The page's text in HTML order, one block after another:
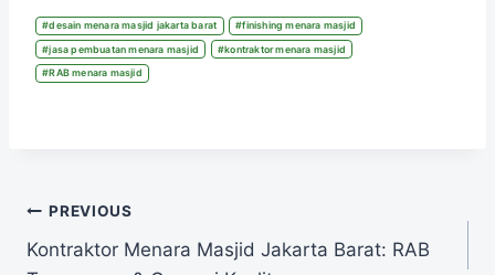
#desain menara masjid jakarta barat #finishing menara masjid
#jasa pembuatan menara masjid #kontraktor menara masjid
#RAB menara masjid
PREVIOUS
Kontraktor Menara Masjid Jakarta Barat: RAB